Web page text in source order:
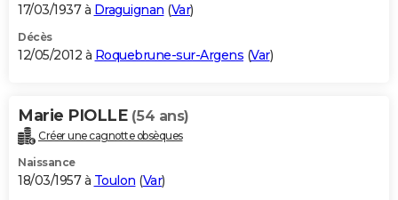
17/03/1937 à Draguignan (Var)
Décès
12/05/2012 à Roquebrune-sur-Argens (Var)
Marie PIOLLE (54 ans)
Créer une cagnotte obsèques
Naissance
18/03/1957 à Toulon (Var)